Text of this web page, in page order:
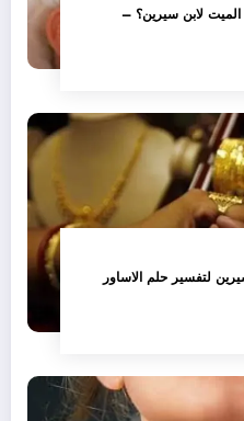
لابن سيرين؟ –
لتفسير حلم الاساور